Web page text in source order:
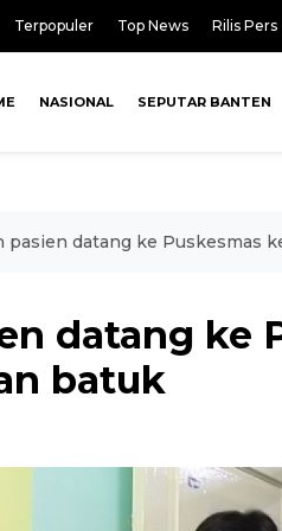
Terpopuler Top News Rilis Pers
NASIONAL SEPUTAR BANTEN
pasien datang ke Puskesmas
datang ke
batuk